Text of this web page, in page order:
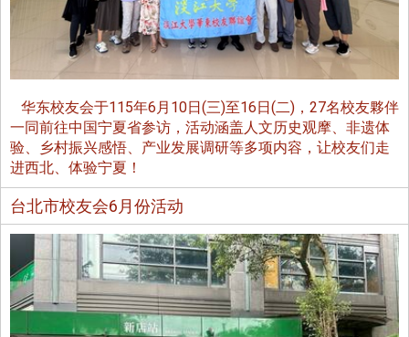
华东校友会于115年6月10日(三)至16日(二)，27名校友夥伴
一同前往中国宁夏省参访，活动涵盖人文历史观摩、非遗体
验、乡村振兴感悟、产业发展调研等多项内容，让校友们走
进西北、体验宁夏！
台北市校友会6月份活动